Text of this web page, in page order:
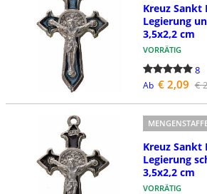
Kreuz Sankt
Legierung
3,5x2,2 cm
VORRÄTIG
8
Ab € 2,09 €
Kreuz Sankt
Legierung
3,5x2,2 cm
VORRÄTIG